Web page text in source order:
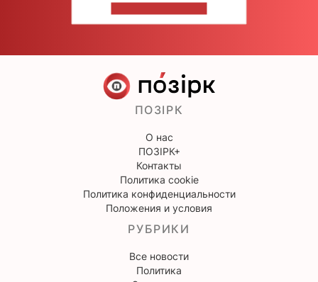
ПОЗІРК
О нас
ПОЗІРК+
Контакты
Политика cookie
Политика конфиденциальности
Положения и условия
РУБРИКИ
Все новости
Политика